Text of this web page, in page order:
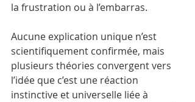
la frustration ou à l’embarras.
Aucune explication unique n’est
scientifiquement confirmée, mais
plusieurs théories convergent vers
l’idée que c’est une réaction
instinctive et universelle liée à